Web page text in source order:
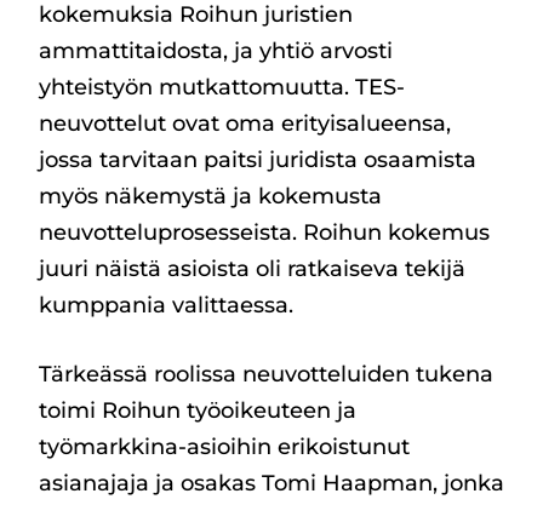
kokemuksia Roihun juristien
ammattitaidosta, ja yhtiö arvosti
yhteistyön mutkattomuutta. TES-
neuvottelut ovat oma erityisalueensa,
jossa tarvitaan paitsi juridista osaamista
myös näkemystä ja kokemusta
neuvotteluprosesseista. Roihun kokemus
juuri näistä asioista oli ratkaiseva tekijä
kumppania valittaessa.
Tärkeässä roolissa neuvotteluiden tukena
toimi Roihun työoikeuteen ja
työmarkkina-asioihin erikoistunut
asianajaja ja osakas Tomi Haapman, jonka